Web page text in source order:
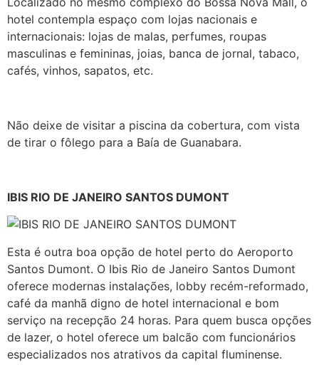
hotel contempla espaço com lojas nacionais e
internacionais: lojas de malas, perfumes, roupas
masculinas e femininas, joias, banca de jornal, tabaco,
cafés, vinhos, sapatos, etc.
Não deixe de visitar a piscina da cobertura, com vista
de tirar o fôlego para a Baía de Guanabara.
IBIS RIO DE JANEIRO SANTOS DUMONT
Esta é outra boa opção de hotel perto do Aeroporto
Santos Dumont. O Ibis Rio de Janeiro Santos Dumont
oferece modernas instalações, lobby recém-reformado,
café da manhã digno de hotel internacional e bom
serviço na recepção 24 horas. Para quem busca opções
de lazer, o hotel oferece um balcão com funcionários
especializados nos atrativos da capital fluminense.